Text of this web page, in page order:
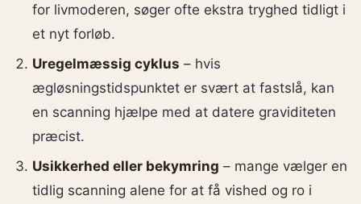
for livmoderen, søger ofte ekstra tryghed tidligt i
et nyt forløb.
Uregelmæssig cyklus – hvis
ægløsningstidspunktet er svært at fastslå, kan
en scanning hjælpe med at datere graviditeten
præcist.
Usikkerhed eller bekymring – mange vælger en
tidlig scanning alene for at få vished og ro i